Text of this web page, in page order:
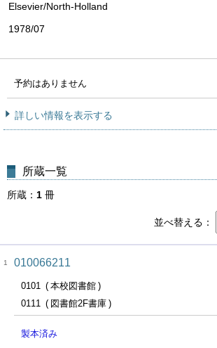
Elsevier/North-Holland
1978/07
予約はありません
詳しい情報を表示する
所蔵一覧
所蔵 1 冊
並べ替える
1 010066211
0101
本校図書館
0111
図書館2F書庫
製本済み